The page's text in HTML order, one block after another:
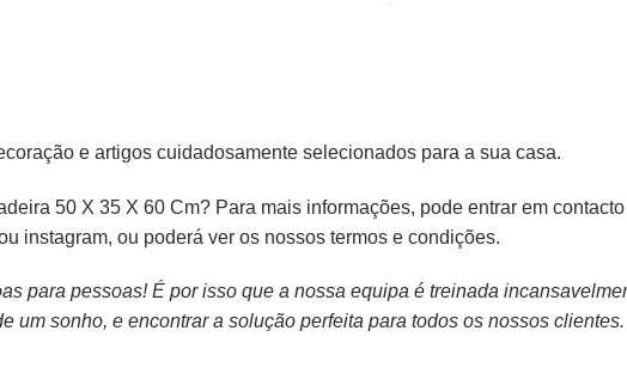
e artigos cuidadosamente selecionados para a sua casa.
50 X 35 X 60 Cm? Para mais informações, pode entrar em
instagram, ou poderá ver os nossos termos e condições.
para pessoas! É por isso que a nossa equipa é treinada
um sonho, e encontrar a solução perfeita para todos os nossos clientes.